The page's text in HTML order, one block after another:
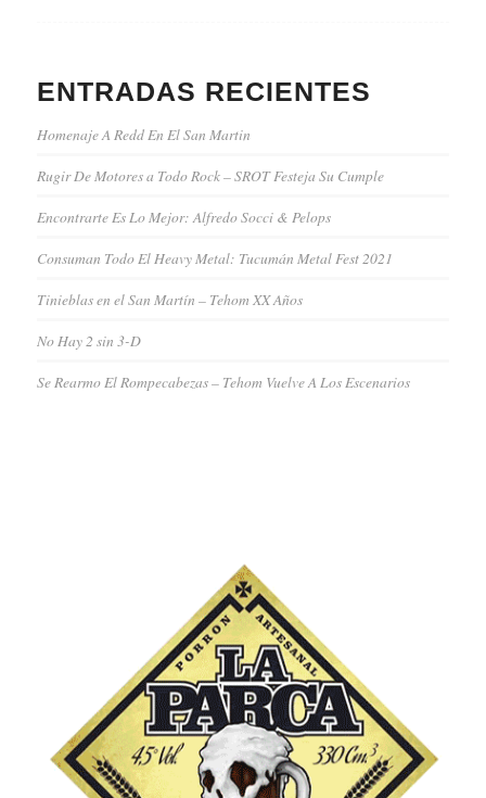
ENTRADAS RECIENTES
Homenaje A Redd En El San Martin
Rugir De Motores a Todo Rock – SROT Festeja Su Cumple
Encontrarte Es Lo Mejor: Alfredo Socci & Pelops
Consuman Todo El Heavy Metal: Tucumán Metal Fest 2021
Tinieblas en el San Martín – Tehom XX Años
No Hay 2 sin 3-D
Se Rearmo El Rompecabezas – Tehom Vuelve A Los Escenarios